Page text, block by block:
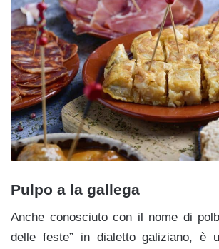
Pulpo a la gallega
Anche conosciuto con il nome di
delle feste” in dialetto galiziano, è